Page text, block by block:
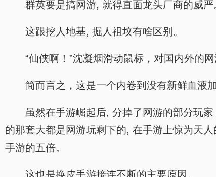
群英要是搞网游, 就得直面龙头厂商的威严
这跟挖人地基, 掘人祖坟有啥区别。
“仙侠啊！”沈凝烟滑动鼠标，对国内外的
简而言之，这是一个内卷到没有新鲜血液
虽然在手游崛起后, 分掉了网游的部分玩
的那套大都是网游玩剩下的, 在手游上惊为天
手游的五倍。
这也是换皮手游接连不断的主要原因。